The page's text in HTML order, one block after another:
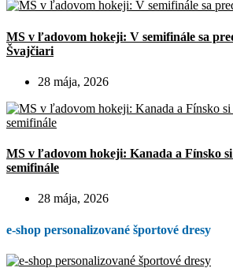
MS v ľadovom hokeji: V semifinále sa
Švajčiari
28 mája, 2026
MS v ľadovom hokeji: Kanada a Fínsko
semifinále
28 mája, 2026
e-shop personalizované športové dresy